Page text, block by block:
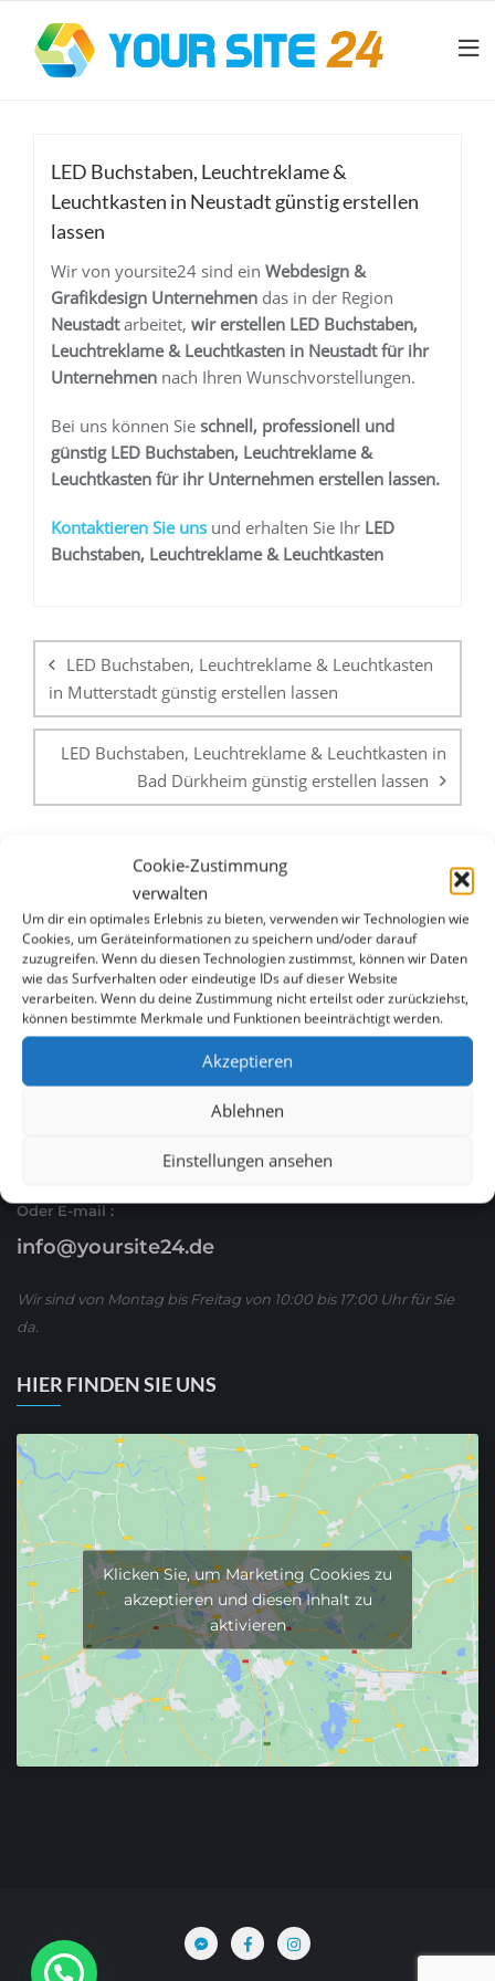
Cookie-Zustimmung
verwalten
Um dir ein optimales Erlebnis zu bieten, verwenden wir Technologien wie
Cookies, um Geräteinformationen zu speichern und/oder darauf
zuzugreifen. Wenn du diesen Technologien zustimmst, können wir Daten
wie das Surfverhalten oder eindeutige IDs auf dieser Website
verarbeiten. Wenn du deine Zustimmung nicht erteilst oder zurückziehst,
können bestimmte Merkmale und Funktionen beeinträchtigt werden.
Akzeptieren
Ablehnen
Einstellungen ansehen
LED Buchstaben, Leuchtreklame &
Leuchtkasten in Neustadt günstig erstellen
lassen
Wir von yoursite24 sind ein Webdesign &
Grafikdesign Unternehmen das in der Region
Neustadtarbeitet, wir erstellen LED Buchstaben,
Leuchtreklame & Leuchtkasten in Neustadt für ihr
Unternehmen nach Ihren Wunschvorstellungen.
Bei uns können Sie schnell, professionell und
günstig LED Buchstaben, Leuchtreklame &
Leuchtkasten für ihr Unternehmen erstellen lassen.
Kontaktieren Sie uns und erhalten Sie Ihr LED
Buchstaben, Leuchtreklame & Leuchtkasten
LED Buchstaben, Leuchtreklame & Leuchtkasten
in Mutterstadt günstig erstellen lassen
LED Buchstaben, Leuchtreklame & Leuchtkasten in
Bad Dürkheim günstig erstellen lassen
WHATSAPP & E-MAIL
Ruf Sie uns an
oder schreiben Sie uns über WhatsApp:
01590/ 8 63 65 63
Oder E-mail :
info@yoursite24.de
Wir sind von Montag bis Freitag von 10:00 bis 17:00 Uhr für Sie
da.
HIER FINDEN SIE UNS
Klicken Sie, um Marketing Cookies zu
akzeptieren und diesen Inhalt zu
aktivieren